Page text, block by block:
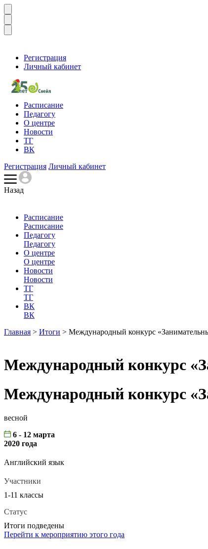
Регистрация
Личный кабинет
Расписание
Педагогу
О центре
Новости
ТГ
ВК
Регистрация Личный кабинет
Назад
Расписание
Расписание
Педагогу
Педагогу
О центре
О центре
Новости
Новости
ТГ
ТГ
ВК
ВК
Главная > Итоги > Международный конкурс
Международный конкурс
Международный конкурс
весной
6 - 12 марта
2020 года
Английский язык
Участники
1-11 классы
Статус
Итоги подведены
Перейти к мероприятию этого года